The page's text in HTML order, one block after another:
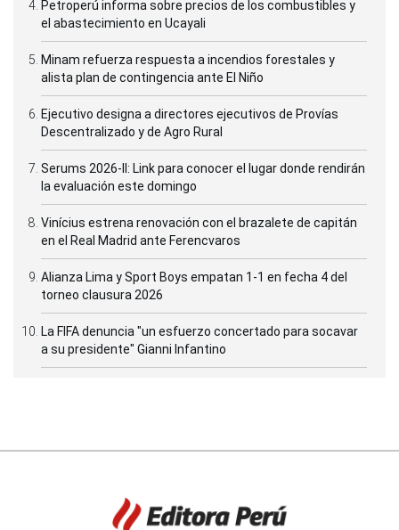
Petroperú informa sobre precios de los combustibles y
el abastecimiento en Ucayali
Minam refuerza respuesta a incendios forestales y
alista plan de contingencia ante El Niño
Ejecutivo designa a directores ejecutivos de Provías
Descentralizado y de Agro Rural
Serums 2026-II: Link para conocer el lugar donde rendirán
la evaluación este domingo
Vinícius estrena renovación con el brazalete de capitán
en el Real Madrid ante Ferencvaros
Alianza Lima y Sport Boys empatan 1-1 en fecha 4 del
torneo clausura 2026
La FIFA denuncia "un esfuerzo concertado para socavar
a su presidente" Gianni Infantino